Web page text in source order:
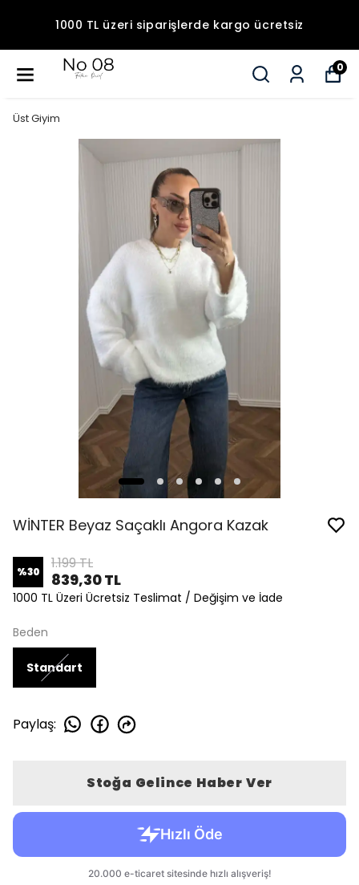
1000 TL üzeri siparişlerde kargo ücretsiz
0
Üst Giyim
WİNTER Beyaz Saçaklı Angora Kazak
%30 1.199 TL
839,30 TL
1000 TL Üzeri Ücretsiz Teslimat / Değişim ve İade
Beden
Standart
Paylaş:
Stoğa Gelince Haber Ver